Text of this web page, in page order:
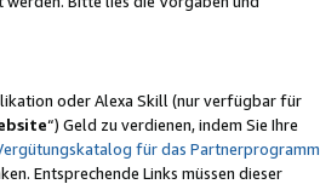
oder Alexa Skill (nur verfügbar für
“) Geld zu verdienen, indem Sie Ihre
für das Partnerprogramm
Entsprechende Links müssen dieser